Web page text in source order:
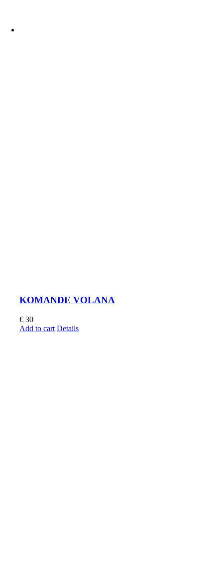
KOMANDE VOLANA
€ 30
Add to cart Details